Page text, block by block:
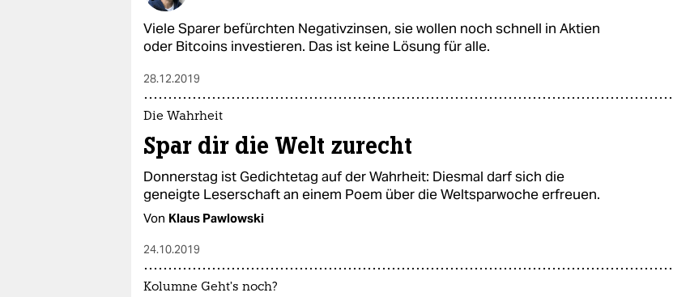
Viele Sparer befürchten Negativzinsen, sie wollen noch schnell in Aktien
oder Bitcoins investieren. Das ist keine Lösung für alle.
28.12.2019
Die Wahrheit
Spar dir die Welt zurecht
Donnerstag ist Gedichtetag auf der Wahrheit: Diesmal darf sich die
geneigte Leserschaft an einem Poem über die Weltsparwoche erfreuen.
Von Klaus Pawlowski
24.10.2019
Kolumne Geht’s noch?